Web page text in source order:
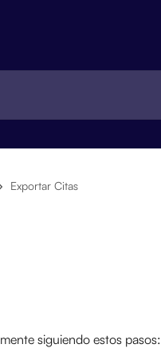
Exportar Citas
siguiendo estos pasos: